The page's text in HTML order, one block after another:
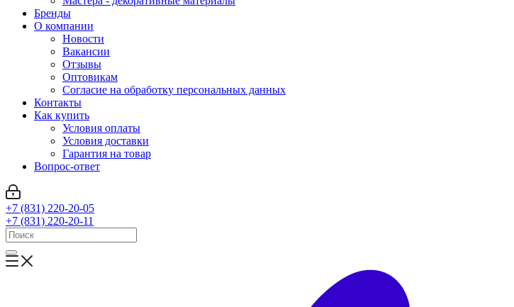
Бренды
О компании
Новости
Вакансии
Отзывы
Оптовикам
Cогласие на обработку персональных данных
Контакты
Как купить
Условия оплаты
Условия доставки
Гарантия на товар
Вопрос-ответ
+7 (831) 220-20-05
+7 (831) 220-20-11